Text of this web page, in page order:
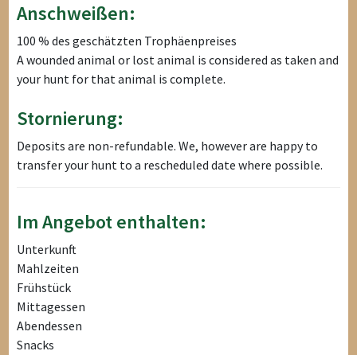
Anschweißen:
100 % des geschätzten Trophäenpreises
A wounded animal or lost animal is considered as taken and
your hunt for that animal is complete.
Stornierung:
Deposits are non-refundable. We, however are happy to
transfer your hunt to a rescheduled date where possible.
Im Angebot enthalten:
Unterkunft
Mahlzeiten
Frühstück
Mittagessen
Abendessen
Snacks